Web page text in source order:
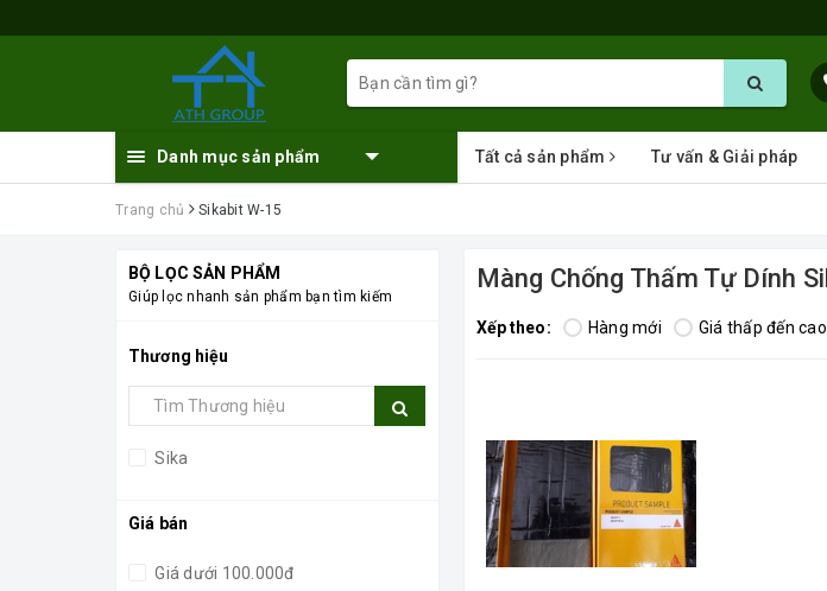
Danh mục sản phẩm Tất cả sản phẩm Tư vấn & Giải pháp
Trang chủ Sikabit W-15
BỘ LỌC SẢN PHẨM
Giúp lọc nhanh sản phẩm bạn tìm kiếm
Thương hiệu
Sika
Giá bán
Giá dưới 100.000đ
Màng Chống Thấm Tự Dính
Xếp theo: Hàng mới Giá thấp đến cao